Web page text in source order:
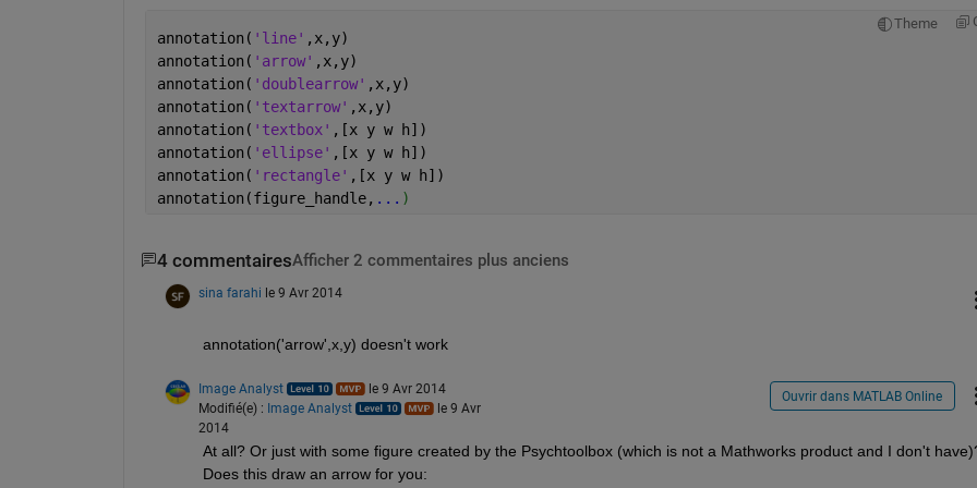
Theme
annotation( 'line' ,x,y)
annotation( 'arrow' ,x,y)
annotation( 'doublearrow' ,x,y)
annotation( 'textarrow' ,x,y)
annotation( 'textbox' ,[x y w h])
annotation( 'ellipse' ,[x y w h])
annotation( 'rectangle' ,[x y w h])
annotation(figure_handle, ... )
4 commentairesAfficher 2 commentaires plus anciens
sina farahi le 9 Avr 2014
annotation('arrow',x,y) doesn't work
Image Analyst
le 9 Avr 2014
Modifié(e) : Image Analyst
le 9 Avr
2014
Ouvrir dans MATLAB Online
At all? Or just with some figure created by the Psychtoolbox (which is not a Mathworks product and I don't
Does this draw an arrow for you: